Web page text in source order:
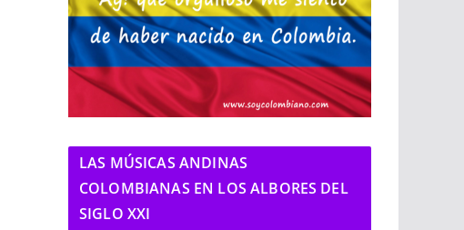
LAS MÚSICAS ANDINAS
COLOMBIANAS EN LOS ALBORES DEL
SIGLO XXI